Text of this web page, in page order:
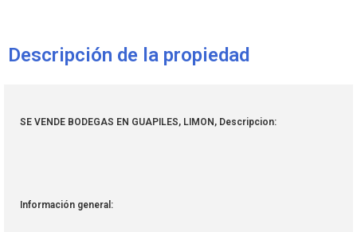
Descripción de la propiedad
SE VENDE BODEGAS EN GUAPILES, LIMON, Descripcion:
Información general: